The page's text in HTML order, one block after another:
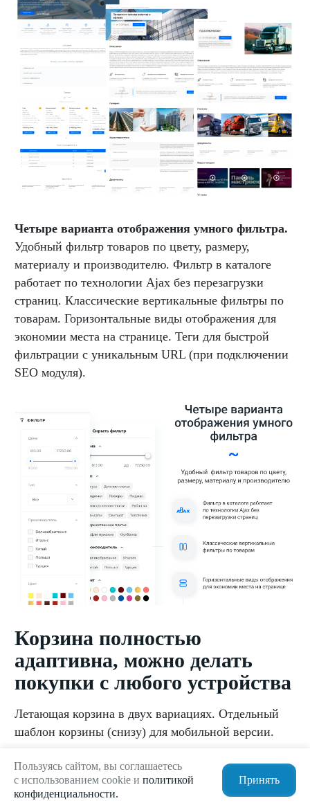
Четыре варианта отображения умного фильтра.
Удобный фильтр товаров по цвету, размеру,
материалу и производителю. Фильтр в каталоге
работает по технологии Аjax без перезагрузки
страниц. Классические вертикальные фильтры по
товарам. Горизонтальные виды отображения для
экономии места на странице. Теги для быстрой
фильтрации с уникальным URL (при подключении
SEO модуля).
Корзина полностью
адаптивна, можно делать
покупки с любого устройства
Летающая корзина в двух вариациях. Отдельный
шаблон корзины (снизу) для мобильной версии.
Пользуясь сайтом, вы соглашаетесь
с использованием cookie и политикой
конфиденциальности.
Принять